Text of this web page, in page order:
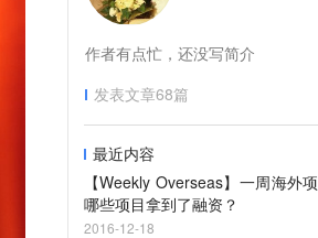
作者有点忙，还没写简介
发表文章68篇
最近内容
【Weekly Overseas】一周海外
哪些项目拿到了融资？
2016-12-18